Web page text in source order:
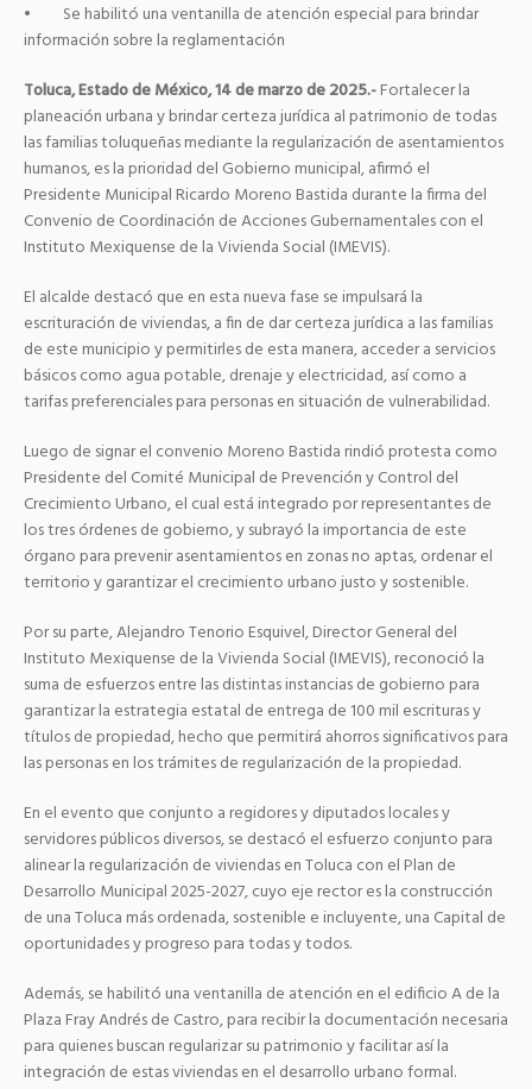
• Se habilitó una ventanilla de atención especial para brindar
información sobre la reglamentación
Toluca, Estado de México, 14 de marzo de 2025.-Fortalecer la
planeación urbana y brindar certeza jurídica al patrimonio de todas
las familias toluqueñas mediante la regularización de asentamientos
humanos, es la prioridad del Gobierno municipal, afirmó el
Presidente Municipal Ricardo Moreno Bastida durante la firma del
Convenio de Coordinación de Acciones Gubernamentales con el
Instituto Mexiquense de la Vivienda Social (IMEVIS).
El alcalde destacó que en esta nueva fase se impulsará la
escrituración de viviendas, a fin de dar certeza jurídica a las familias
de este municipio y permitirles de esta manera, acceder a servicios
básicos como agua potable, drenaje y electricidad, así como a
tarifas preferenciales para personas en situación de vulnerabilidad.
Luego de signar el convenio Moreno Bastida rindió protesta como
Presidente del Comité Municipal de Prevención y Control del
Crecimiento Urbano, el cual está integrado por representantes de
los tres órdenes de gobierno, y subrayó la importancia de este
órgano para prevenir asentamientos en zonas no aptas, ordenar el
territorio y garantizar el crecimiento urbano justo y sostenible.
Por su parte, Alejandro Tenorio Esquivel, Director General del
Instituto Mexiquense de la Vivienda Social (IMEVIS), reconoció la
suma de esfuerzos entre las distintas instancias de gobierno para
garantizar la estrategia estatal de entrega de 100 mil escrituras y
títulos de propiedad, hecho que permitirá ahorros significativos para
las personas en los trámites de regularización de la propiedad.
En el evento que conjunto a regidores y diputados locales y
servidores públicos diversos, se destacó el esfuerzo conjunto para
alinear la regularización de viviendas en Toluca con el Plan de
Desarrollo Municipal 2025-2027, cuyo eje rector es la construcción
de una Toluca más ordenada, sostenible e incluyente, una Capital de
oportunidades y progreso para todas y todos.
Además, se habilitó una ventanilla de atención en el edificio A de la
Plaza Fray Andrés de Castro, para recibir la documentación necesaria
para quienes buscan regularizar su patrimonio y facilitar así la
integración de estas viviendas en el desarrollo urbano formal.